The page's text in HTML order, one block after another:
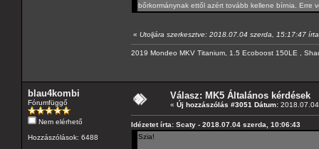
bőrkormánynak ettől azért tovább kellene bírnia. Erre
« Utoljára szerkesztve: 2018.07.04 szerda, 15:17:47
2019 Mondeo MKV Titanium, 1.5 Ecoboost 150LE ,
blau4kombi
Fórumfüggő
Nem elérhető
Hozzászólások: 6488
Válasz: MK5 Általános kérdések
« Új hozzászólás #3051 Dátum:
Idézetet írta: Scaty - 2018.07.04 szerda, 10:06:43
Szia!